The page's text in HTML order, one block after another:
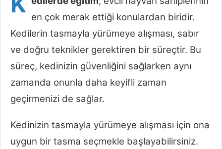
en çok merak ettiği konulardan biridir.
Kedilerin tasmayla yürümeye alışması, sabır
ve doğru teknikler gerektiren bir süreçtir. Bu
süreç, kedinizin güvenliğini sağlarken aynı
zamanda onunla daha keyifli zaman
geçirmenizi de sağlar.
Kedinizin tasmayla yürümeye alışması için ona
uygun bir tasma seçmekle başlayabilirsiniz.